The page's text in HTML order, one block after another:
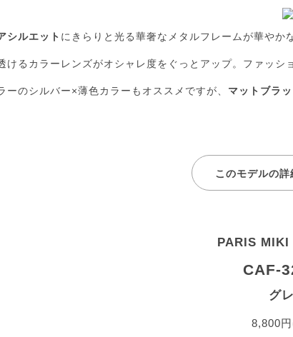
シルエット にきらりと光る華奢なメタルフレームが華やか
けるカラーレンズがオシャレ度をぐっとアップ。ファッ
ーのシルバー×薄色カラーもオススメですが、 マットブラ
このモデルの詳
PARIS
CAF-
グ
8,800